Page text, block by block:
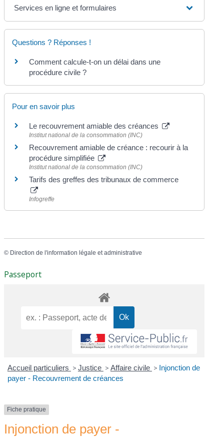
Services en ligne et formulaires
Questions ? Réponses !
Comment calcule-t-on un délai dans une
procédure civile ?
Pour en savoir plus
Le recouvrement amiable des créances
Institut national de la consommation (INC)
Recouvrement amiable de créance : recourir à la
procédure simplifiée
Institut national de la consommation (INC)
Tarifs des greffes des tribunaux de commerce
Infogreffe
© Direction de l'information légale et administrative
Passeport
Accueil particuliers > Justice > Affaire civile > Injonction de
payer - Recouvrement de créances
Fiche pratique
Injonction de payer -